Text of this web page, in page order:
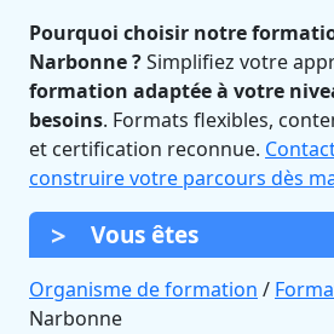
Pourquoi choisir notre
Narbonne ?Simplifiez votre
formation adaptée à votre
besoins. Formats flexibles,
et certification reconnue.
construire votre parcours dès
Vous êtes
Organisme de formation /
Narbonne